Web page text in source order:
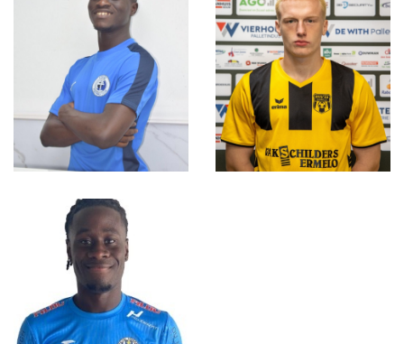
Hamza
Agnaou
Oulhaj
Vleugelaanvaller
Nurudeen
Abiola
Biliaminu
Centrale verdediger
Henry Appiah
Rechtervleugelverdediger